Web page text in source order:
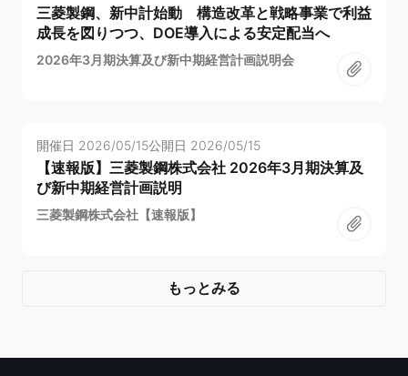
三菱製鋼、新中計始動 構造改革と戦略事業で利益
成長を図りつつ、DOE導入による安定配当へ
2026年3月期決算及び新中期経営計画説明会
開催日 2026/05/15公開日 2026/05/15
【速報版】三菱製鋼株式会社 2026年3月期決算及
び新中期経営計画説明
三菱製鋼株式会社【速報版】
もっとみる